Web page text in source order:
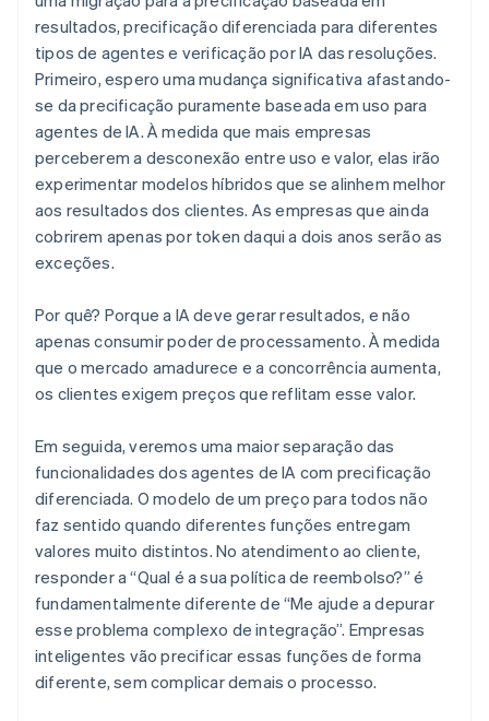
resultados, precificação diferenciada para diferentes
tipos de agentes e verificação por IA das resoluções.
Primeiro, espero uma mudança significativa afastando-
se da precificação puramente baseada em uso para
agentes de IA. À medida que mais empresas
perceberem a desconexão entre uso e valor, elas irão
experimentar modelos híbridos que se alinhem melhor
aos resultados dos clientes. As empresas que ainda
cobrirem apenas por token daqui a dois anos serão as
exceções.
Por quê? Porque a IA deve gerar resultados, e não
apenas consumir poder de processamento. À medida
que o mercado amadurece e a concorrência aumenta,
os clientes exigem preços que reflitam esse valor.
Em seguida, veremos uma maior separação das
funcionalidades dos agentes de IA com precificação
diferenciada. O modelo de um preço para todos não
faz sentido quando diferentes funções entregam
valores muito distintos. No atendimento ao cliente,
responder a “Qual é a sua política de reembolso?” é
fundamentalmente diferente de “Me ajude a depurar
esse problema complexo de integração”. Empresas
inteligentes vão precificar essas funções de forma
diferente, sem complicar demais o processo.